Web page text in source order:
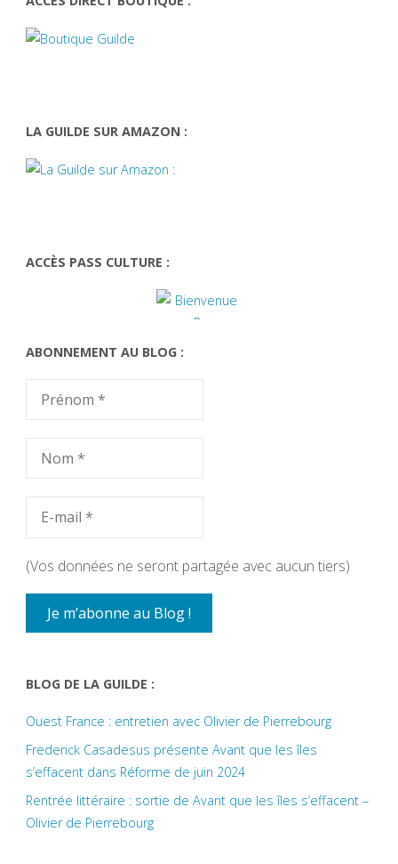
LA GUILDE SUR AMAZON :
ACCÈS PASS CULTURE :
ABONNEMENT AU BLOG :
(Vos données ne seront partagée avec aucun tiers)
BLOG DE LA GUILDE :
Ouest France : entretien avec Olivier de Pierrebourg
Frederick Casadesus présente Avant que les îles
s’effacent dans Réforme de juin 2024
Rentrée littéraire : sortie de Avant que les îles s’effacent –
Olivier de Pierrebourg